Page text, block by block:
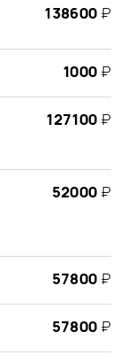
138600 ₽
1000 ₽
127100 ₽
52000 ₽
57800 ₽
57800 ₽